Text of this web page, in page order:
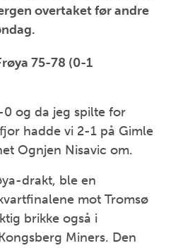
overtaket før andre
75-78 (0-1
og da jeg spilte for
hadde vi 2-1 på Gimle
Ognjen Nisavic om.
drakt, ble en
mot Tromsø
brikke også i
Miners. Den